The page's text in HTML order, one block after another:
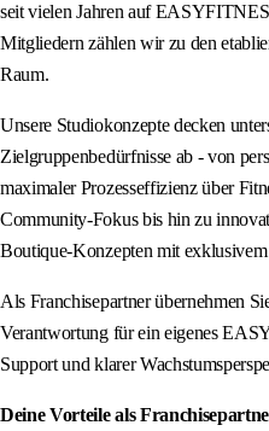
seit vielen Jahren auf
Mitgliedern zählen wir zu den
Raum.
Unsere Studiokonzepte decken
Zielgruppenbedürfnisse ab - von
maximaler Prozesseffizienz über
Community-Fokus bis hin zu
Boutique-Konzepten mit
Als Franchisepartner übernehmen
Verantwortung für ein eigenes
Support und klarer
Deine Vorteile als